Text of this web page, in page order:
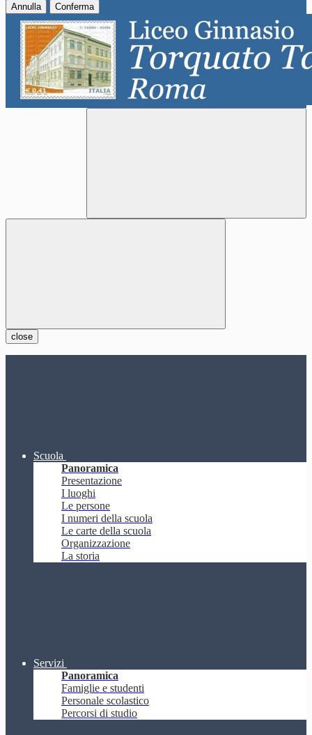
Annulla Conferma
close
Scuola
Panoramica
Presentazione
I luoghi
Le persone
I numeri della scuola
Le carte della scuola
Organizzazione
La storia
Servizi
Panoramica
Famiglie e studenti
Personale scolastico
Percorsi di studio